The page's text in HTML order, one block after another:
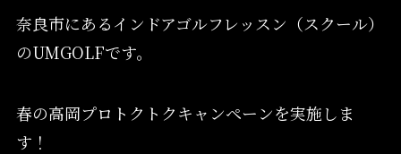
奈良市にあるインドアゴルフレッスン（スクール）
のUMGOLFです。
春の高岡プロトクトクキャンペーンを実施しま
す！